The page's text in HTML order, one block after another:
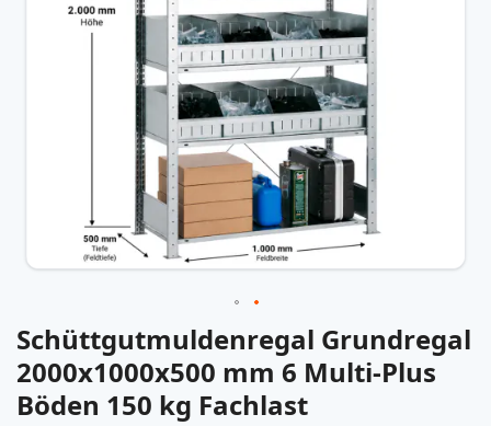
Zum
Anfang
der
Bildergalerie
springen
Schüttgutmuldenregal Grundregal
2000x1000x500 mm 6 Multi-Plus
Böden 150 kg Fachlast